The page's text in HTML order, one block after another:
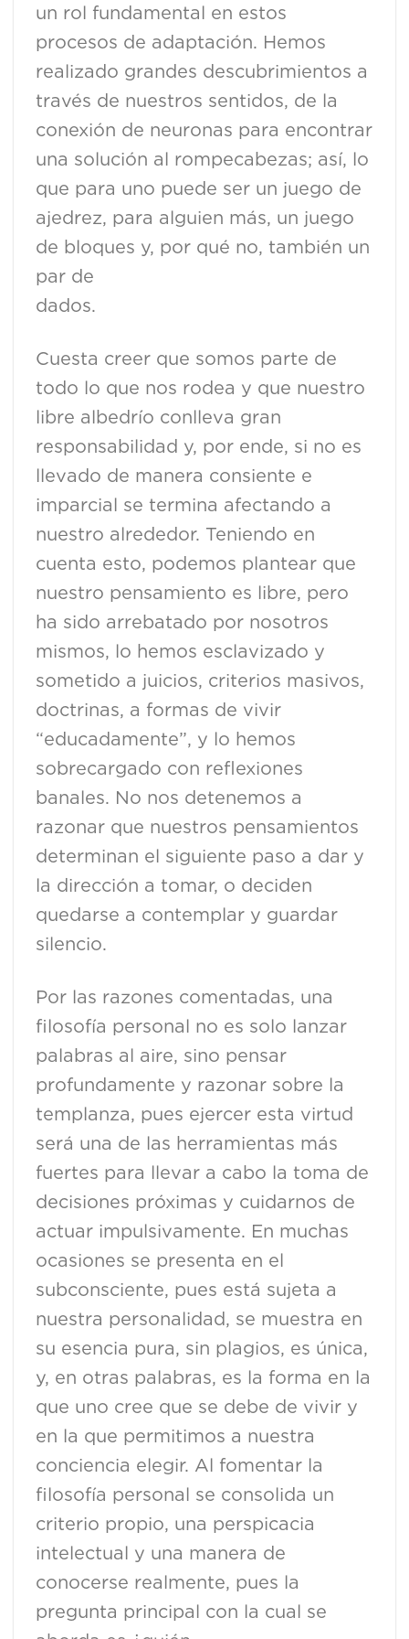
un rol fundamental en estos
procesos de adaptación. Hemos
realizado grandes descubrimientos a
través de nuestros sentidos, de la
conexión de neuronas para encontrar
una solución al rompecabezas; así, lo
que para uno puede ser un juego de
ajedrez, para alguien más, un juego
de bloques y, por qué no, también un
par de
Cuesta creer que somos parte de
todo lo que nos rodea y que nuestro
libre albedrío conlleva gran
responsabilidad y, por ende, si no es
llevado de manera consiente e
imparcial se termina afectando a
nuestro alrededor. Teniendo en
cuenta esto, podemos plantear que
nuestro pensamiento es libre, pero
ha sido arrebatado por nosotros
mismos, lo hemos esclavizado y
sometido a juicios, criterios masivos,
doctrinas, a formas de vivir
“educadamente”, y lo hemos
sobrecargado con reflexiones
banales. No nos detenemos a
razonar que nuestros pensamientos
determinan el siguiente paso a dar y
la dirección a tomar, o deciden
quedarse a contemplar y guardar
Por las razones comentadas, una
filosofía personal no es solo lanzar
palabras al aire, sino pensar
profundamente y razonar sobre la
templanza, pues ejercer esta virtud
será una de las herramientas más
fuertes para llevar a cabo la toma de
decisiones próximas y cuidarnos de
actuar impulsivamente. En muchas
ocasiones se presenta en el
subconsciente, pues está sujeta a
nuestra personalidad, se muestra en
su esencia pura, sin plagios, es única,
y, en otras palabras, es la forma en la
que uno cree que se debe de vivir y
en la que permitimos a nuestra
conciencia elegir. Al fomentar la
filosofía personal se consolida un
criterio propio, una perspicacia
intelectual y una manera de
conocerse realmente, pues la
pregunta principal con la cual se